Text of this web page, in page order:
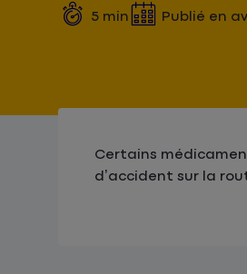
5 min Publié en
Certains
d’accident sur la